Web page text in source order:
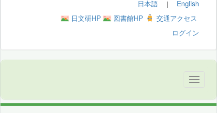
日本語 ｜ English
日文研HP
図書館HP
交通アクセス
ログイン